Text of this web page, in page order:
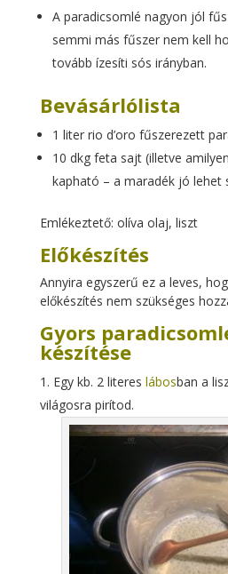
A paradicsomlé nagyon jól
semmi más fűszer nem kell
tovább ízesíti sós irányban.
Bevásárlólista
1 liter rio d’oro fűszerezett
10 dkg feta sajt (illetve
kapható – a maradék jó lehet
Emlékeztető: olíva olaj, liszt
Előkészítés
Annyira egyszerű ez a leves,
előkészítés nem szükséges
Gyors
készítése
Egy kb. 2 literes lábosban a
világosra pirítod.